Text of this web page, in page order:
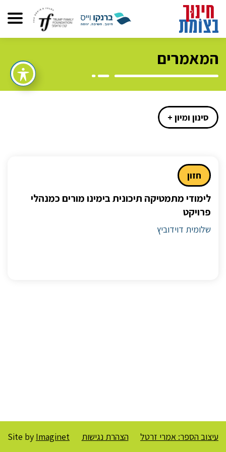
המאמרים
סינון ומיון +
חזון
לימודי מתמטיקה תיכונית בימינו מורים כמנהלי
פרויקט
שלומית דוידוביץ
עיצוב הספר: אמרי זרטל הצהרת נגישות Site by Imaginet